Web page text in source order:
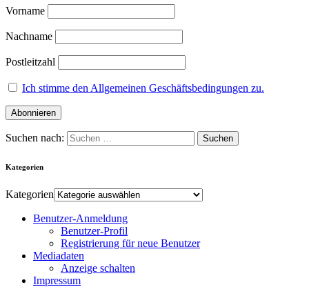
Vorname
Nachname
Postleitzahl
Ich stimme den Allgemeinen Geschäftsbedingungen zu.
Suchen nach:
Kategorien
Kategorien
Benutzer-Anmeldung
Benutzer-Profil
Registrierung für neue Benutzer
Mediadaten
Anzeige schalten
Impressum